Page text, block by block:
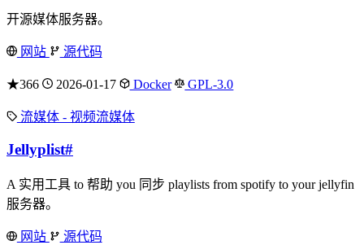
开源媒体服务器。
网站 源代码
★366 2026-01-17 Docker GPL-3.0
流媒体 - 视频流媒体
Jellyplist#
A 实用工具 to 帮助 you 同步 playlists from spotify to your jellyfin
服务器。
网站 源代码